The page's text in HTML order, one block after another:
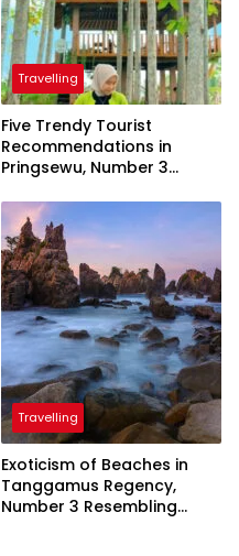
Travelling
Five Trendy Tourist
Recommendations in
Pringsewu, Number 3
President
Travelling
Exoticism of Beaches in
Tanggamus Regency,
Number 3 Resembling